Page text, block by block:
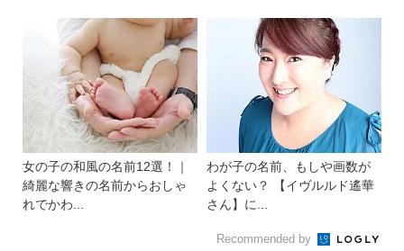
女の子の和風の名前12選！｜
綺麗な響きの名前からおしゃ
れでかわ...
わが子の名前、もしや画数が
よくない？ 【イヴルルド遙華
さん】に...
Recommended by